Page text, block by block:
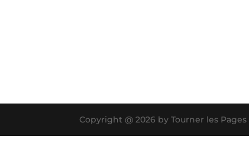
Copyright @ 2026 by Tourner les